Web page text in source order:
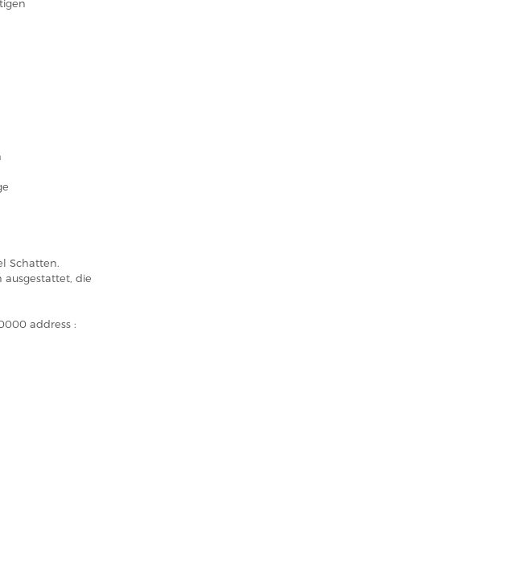
Schatten.
die
address :